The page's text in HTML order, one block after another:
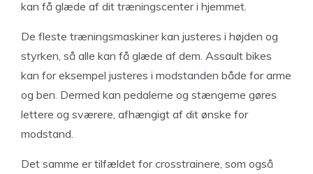
kan få glæde af dit træningscenter i hjemmet.
De fleste træningsmaskiner kan justeres i højden og
styrken, så alle kan få glæde af dem. Assault bikes
kan for eksempel justeres i modstanden både for arme
og ben. Dermed kan pedalerne og stængerne gøres
lettere og sværere, afhængigt af dit ønske for
modstand.
Det samme er tilfældet for crosstrainere, som også